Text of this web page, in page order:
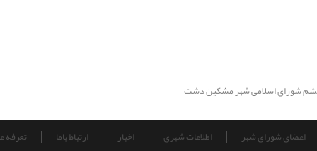
شورای اسلامی شهر مشکین دشت
اعضای شورای شهر اطلاعات شهری اخبار ارتباط باما تعرفه